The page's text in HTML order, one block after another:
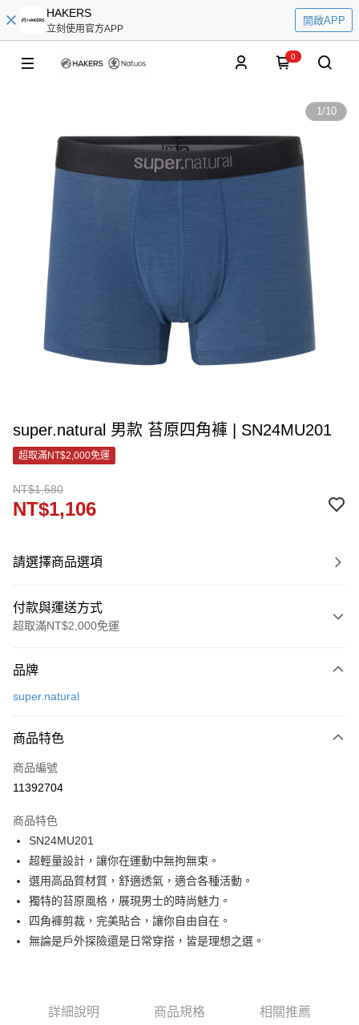
HAKERS
立刻使用官方APP
開啟APP
0
1/10
super.natural 男款 苔原四角褲 | SN24MU201
超取滿NT$2,000免運
NT$1,580
NT$1,106
請選擇商品選項
付款與運送方式
超取滿NT$2,000免運
信用卡一次付款
Apple Pay
街口支付
ATM付款
運送方式
一般全家取貨
每筆NT$100
全家超取(2000以上免運)
每筆NT$100
品牌
super.natural
商品特色
商品編號
11392704
商品特色
SN24MU201
超輕量設計，讓你在運動中無拘無束。
選用高品質材質，舒適透氣，適合各種活動。
獨特的苔原風格，展現男士的時尚魅力。
四角褲剪裁，完美貼合，讓你自由自在。
無論是戶外探險還是日常穿搭，皆是理想之選。
詳細說明 商品規格 相關推薦